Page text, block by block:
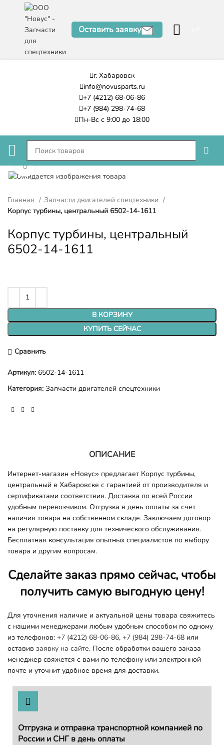
Оставить заявку
г. Хабаровск
info@novusparts.ru
+7 (4212) 68-06-86
+7 (984) 298-74-68
Пн-Вс с 9:00 до 18:00
Нажмите, чтобы увеличить
Главная
Запчасти двигателей спецтехники
Корпус турбины, центральный 6502-14-1611
Корпус турбины, центральный
6502-14-1611
В КОРЗИНУ
КУПИТЬ СЕЙЧАС
Сравнить
Артикул: 6502-14-1611
Категория: Запчасти двигателей спецтехники
ОПИСАНИЕ
Интернет-магазин «Новус» предлагает Корпус турбины,
центральный в Хабаровске с гарантией от производителя и
сертификатами соответствия. Доставка по всей России
удобным перевозчиком. Отгрузка в день оплаты за счет
наличия товара на собственном складе. Заключаем договор
на регулярную поставку для технического обслуживания.
Бесплатная консультация опытных специалистов по выбору
товара и другим вопросам.
Сделайте заказ прямо сейчас, чтобы
получить самую выгодную цену!
Для уточнения наличие и актуальной цены товара свяжитесь
с нашими менеджерами любым удобным способом по одному
из телефонов: +7 (4212) 68-06-86, +7 (984) 298-74-68 или
оставив заявку на сайте. После обработки вашего заказа
менеджер свяжется с вами по телефону или электронной
почте и уточнит удобное время для доставки.
Отгрузка и отправка транспортной компанией по
России и СНГ в день оплаты